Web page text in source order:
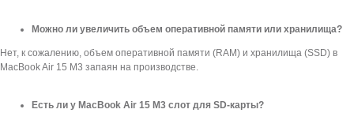
Можно ли увеличить объем оперативной памяти или хранилища?
Нет, к сожалению, объем оперативной памяти (RAM) и хранилища (SSD) в
MacBook Air 15 M3 запаян на производстве.
Есть ли у MacBook Air 15 M3 слот для SD-карты?